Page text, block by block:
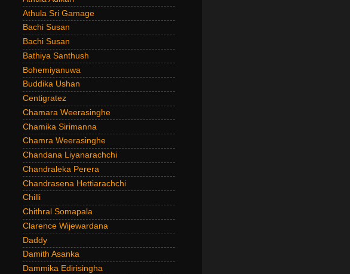
Athula Sri Gamage
Bachi Susan
Bachi Susan
Bathiya Santhush
Bohemiyanuwa
Buddika Ushan
Centigratez
Chamara Weerasinghe
Chamika Sirimanna
Chamra Weerasinghe
Chandana Liyanarachchi
Chandraleka Perera
Chandrasena Hettiarachchi
Chilli
Chithral Somapala
Clarence Wijewardana
Daddy
Damith Asanka
Dammika Edirisingha